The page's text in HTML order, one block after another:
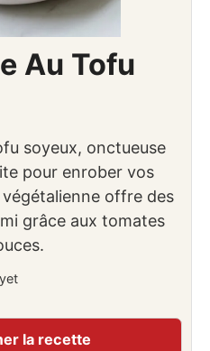
Au Tofu
soyeux, onctueuse
pour enrober vos
offre des
grâce aux tomates
la recette